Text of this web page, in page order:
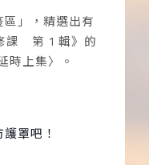
」，精選出有
課 第 1 輯》的
時上集〉。
罩吧！